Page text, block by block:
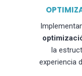
la
experiencia